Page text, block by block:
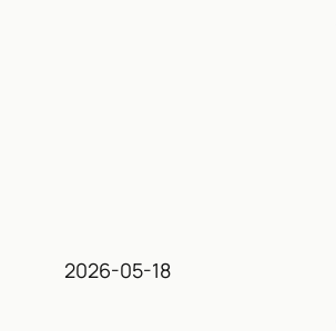
2026-05-18